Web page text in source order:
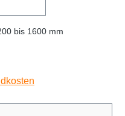
bis 1600 mm